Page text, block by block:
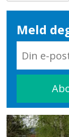
Meld